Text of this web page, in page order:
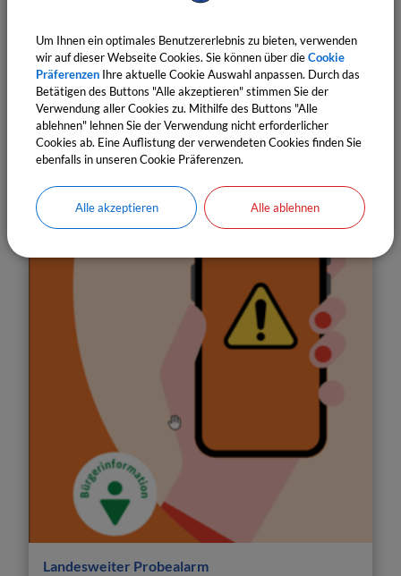
Tritt nach ihrer Bekanntmachung in Kraft
Weiterlesen
Landesweiter Probealarm
Um Ihnen ein optimales Benutzererlebnis zu bieten, verwenden
wir auf dieser Webseite Cookies. Sie können über dieCookie
Präferenzen Ihre aktuelle Cookie Auswahl anpassen. Durch das
Betätigen des Buttons "Alle akzeptieren" stimmen Sie der
Verwendung aller Cookies zu. Mithilfe des Buttons "Alle
ablehnen" lehnen Sie der Verwendung nicht erforderlicher
Cookies ab. Eine Auflistung der verwendeten Cookies finden Sie
ebenfalls in unseren Cookie Präferenzen.
Alle akzeptieren Alle ablehnen